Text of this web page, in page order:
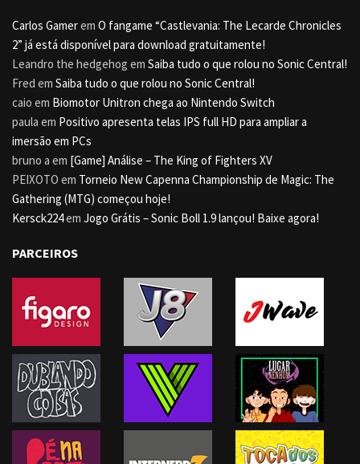
Carlos Gamerem O fangame “Castlevania: The Lecarde Chronicles
2” já está disponível para download gratuitamente!
Leandro the hedgehog em Saiba tudo o que rolou no Sonic Central!
Fred em Saiba tudo o que rolou no Sonic Central!
caio em Biomotor Unitron chega ao Nintendo Switch
paula em Positivo apresenta telas IPS full HD para ampliar a
imersão em PCs
bruno a em [Game] Análise – The King of Fighters XV
PEIXOTO em Torneio New Capenna Championship de Magic: The
Gathering (MTG) começou hoje!
Kersck224em Jogo Grátis – Sonic Boll 1.9 lançou! Baixe agora!
PARCEIROS